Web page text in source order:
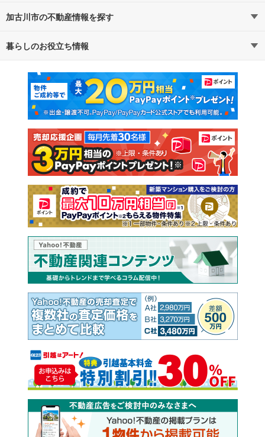
路線・駅から探す
通勤・通学時間から探す
加古川市の不動産情報を探す
不動産・住宅
新築マンション 中古マンション
新築一戸建て 中古一戸建て
注文住宅 土地
売却査定
暮らしのお役立ち情報
マンションカタログ 教えて！住まいの先生